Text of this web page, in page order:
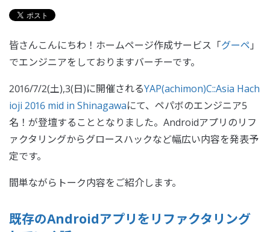
皆さんこんにちわ！ホームページ作成サービス「グーペ 」
でエンジニアをしておりますバーチーです。
2016/7/2(土),3(日)に開催されるYAP(achimon)C::Asia Hach
ioji 2016 mid in Shinagawaにて、ペパボのエンジニア5
名！が登壇することとなりました。Androidアプリのリフ
ァクタリングからグロースハックなど幅広い内容を発表予
定です。
間単ながらトーク内容をご紹介します。
既存のAndroidアプリをリファクタリング